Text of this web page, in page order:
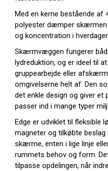
Med en kerne bestående af
polyester dæmper
og koncentration i
Skærmvæggen fungerer
lydreduktion, og er ideel til
gruppearbejde eller
omgivelserne helt af. Den
det enkle design og giver
passer ind i mange typer
Edge er udviklet til fleksible
magneter og tilkøbte beslag
skærme, enten i lige linje
rummets behov og form.
tilpasse opdelingen, når